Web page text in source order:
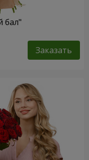
бал"
Заказать